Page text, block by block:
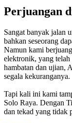
Perjuangan
Sangat banyak jalan
bahkan seseorang
Namun kami
elektronik, yang telah
hambatan dan ujian,
segala kekuranganya.
Tapi kali ini kami
Solo Raya. Dengan
dan tekad yang tidak